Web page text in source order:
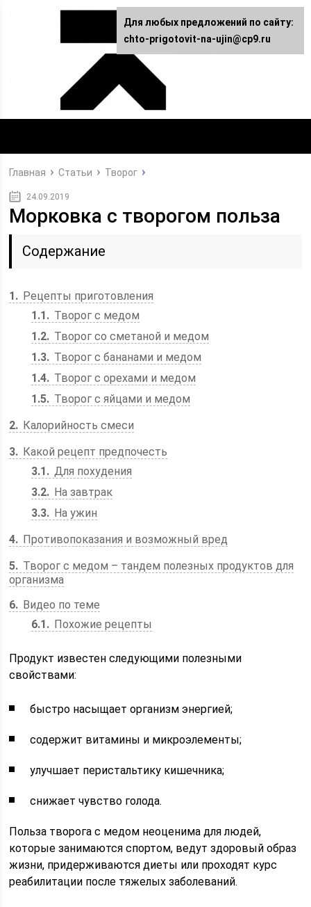
Главная Статьи Творог
24.09.2019
Морковка с творогом польза
Содержание
1
Рецепты приготовления
1.1
Творог с медом
1.2
Творог со сметаной и медом
1.3
Творог с бананами и медом
1.4
Творог с орехами и медом
1.5
Творог с яйцами и медом
2
Калорийность смеси
3
Какой рецепт предпочесть
3.1
Для похудения
3.2
На завтрак
3.3
На ужин
4
Противопоказания и возможный вред
5
Творог с медом – тандем полезных продуктов для
организма
6
Видео по теме
6.1
Похожие рецепты
Продукт известен следующими полезными
свойствами:
быстро насыщает организм энергией;
содержит витамины и микроэлементы;
улучшает перистальтику кишечника;
снижает чувство голода.
Польза творога с медом неоценима для людей,
которые занимаются спортом, ведут здоровый образ
жизни, придерживаются диеты или проходят курс
реабилитации после тяжелых заболеваний.
Для любых предложений по сайту:
chto-prigotovit-na-ujin@cp9.ru